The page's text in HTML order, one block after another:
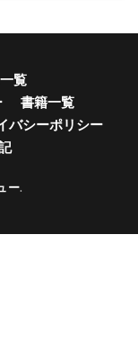
覧
書籍一覧
バシーポリシー
ー.